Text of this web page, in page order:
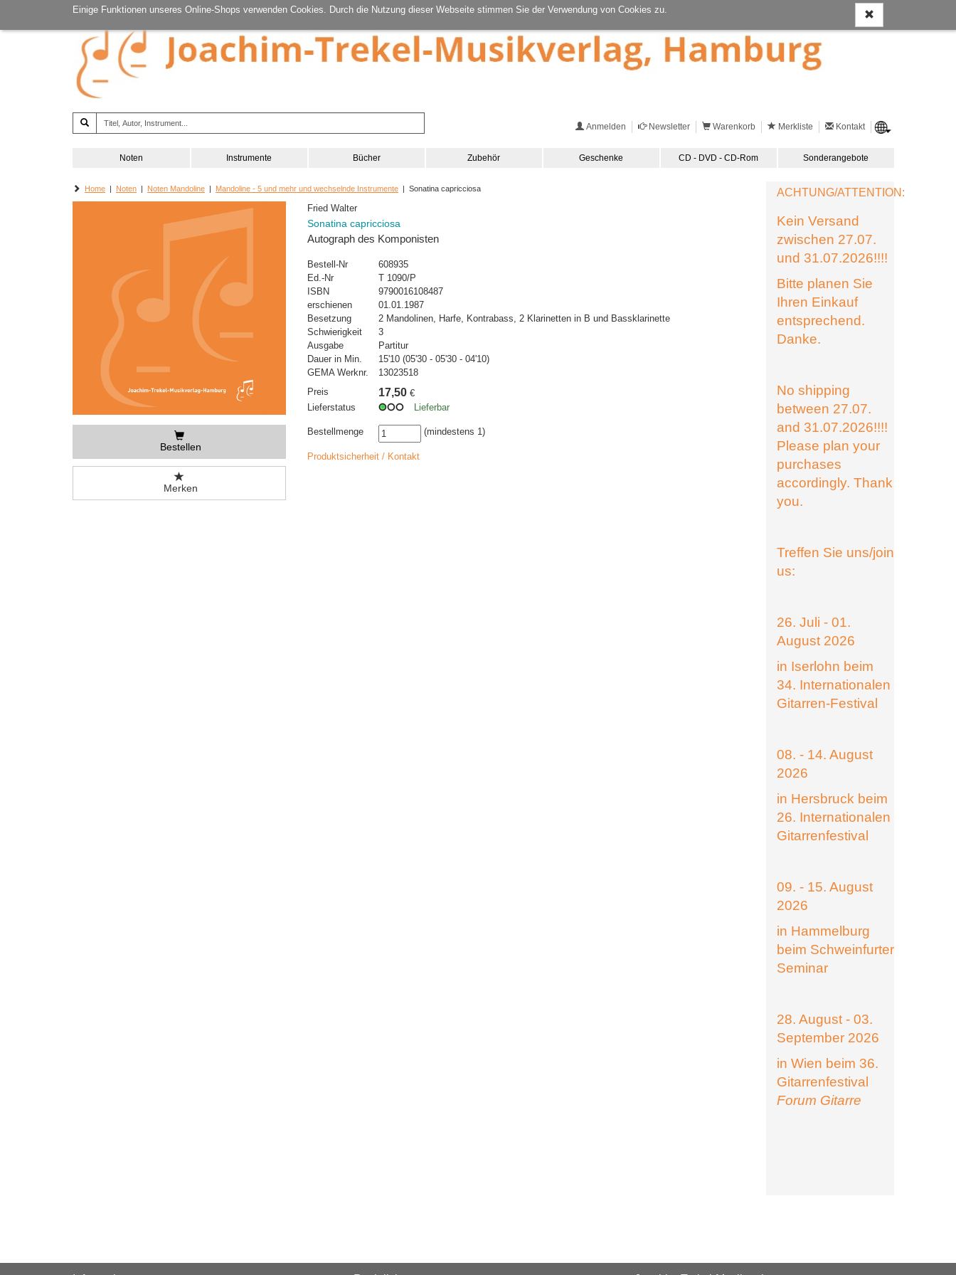
Einige Funktionen unseres Online-Shops verwenden Cookies. Durch die Nutzung dieser Webseite stimmen Sie der Verwendung von Cookies zu.
Anmelden Newsletter Warenkorb Merkliste Kontakt
Noten Instrumente Bücher Zubehör Geschenke CD - DVD - CD-Rom Sonderangebote
Home | Noten | Noten Mandoline | Mandoline - 5 und mehr und wechselnde Instrumente | Sonatina capricciosa
Bestellen
Merken
Fried Walter
Sonatina capricciosa
Autograph des Komponisten
Bestell-Nr
608935
Ed.-Nr
T 1090/P
ISBN
9790016108487
erschienen
01.01.1987
Besetzung
2 Mandolinen, Harfe, Kontrabass, 2 Klarinetten in B und Bassklarinette
Schwierigkeit
3
Ausgabe
Partitur
Dauer in Min.
15'10 (05'30 - 05'30 - 04'10)
GEMA Werknr.
13023518
Preis
17,50 €
Lieferstatus
Lieferbar
Bestellmenge (mindestens 1)
Produktsicherheit / Kontakt
ACHTUNG/ATTENTION:
Kein Versand
zwischen 27.07.
und 31.07.2026!!!!
Bitte planen Sie
Ihren Einkauf
entsprechend.
Danke.
No shipping
between 27.07.
and 31.07.2026!!!!
Please plan your
purchases
accordingly. Thank
you.
Treffen Sie uns/join
us:
26. Juli - 01.
August 2026
in Iserlohn beim
34. Internationalen
Gitarren-Festival
08. - 14. August
2026
in Hersbruck beim
26. Internationalen
Gitarrenfestival
09. - 15. August
2026
in Hammelburg
beim Schweinfurter
Seminar
28. August - 03.
September 2026
in Wien beim 36.
Gitarrenfestival
Forum Gitarre